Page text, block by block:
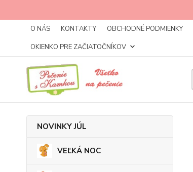
O NÁS KONTAKTY OBCHODNÉ PODMIENKY
OKIENKO PRE ZAČIATOČNÍKOV
NOVINKY JÚL
VEĽKÁ NOC